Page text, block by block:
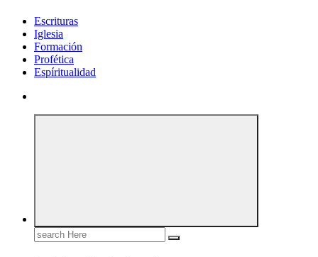
Escrituras
Iglesia
Formación
Profética
Espíritualidad
Search
for: